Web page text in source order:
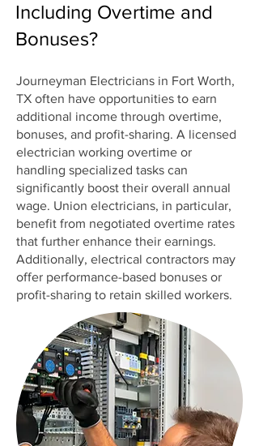
Including Overtime and
Bonuses?
Journeyman Electricians in Fort Worth,
TX often have opportunities to earn
additional income through overtime,
bonuses, and profit-sharing. A licensed
electrician working overtime or
handling specialized tasks can
significantly boost their overall annual
wage. Union electricians, in particular,
benefit from negotiated overtime rates
that further enhance their earnings.
Additionally, electrical contractors may
offer performance-based bonuses or
profit-sharing to retain skilled workers.